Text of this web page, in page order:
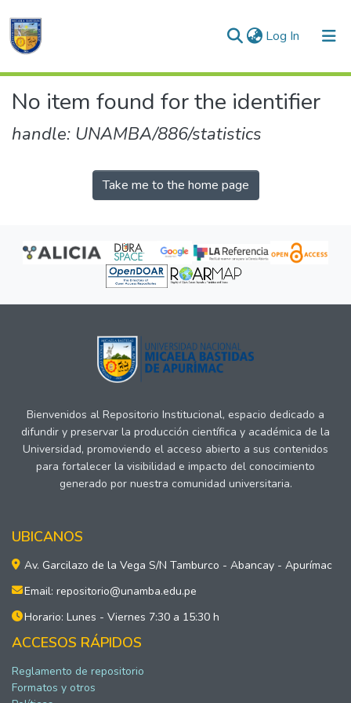
Log In (current)
Communities & Collections
No item found for the identifier
handle: UNAMBA/886/statistics
Take me to the home page
Bienvenidos al Repositorio Institucional, espacio dedicado a
difundir y preservar la producción científica y académica de la
Universidad, promoviendo el acceso abierto a sus contenidos
para fortalecer la visibilidad e impacto del conocimiento
generado por nuestra comunidad universitaria.
UBICANOS
Av. Garcilazo de la Vega S/N Tamburco - Abancay - Apurímac
Email: repositorio@unamba.edu.pe
Horario: Lunes - Viernes 7:30 a 15:30 h
ACCESOS RÁPIDOS
Reglamento de repositorio
Formatos y otros